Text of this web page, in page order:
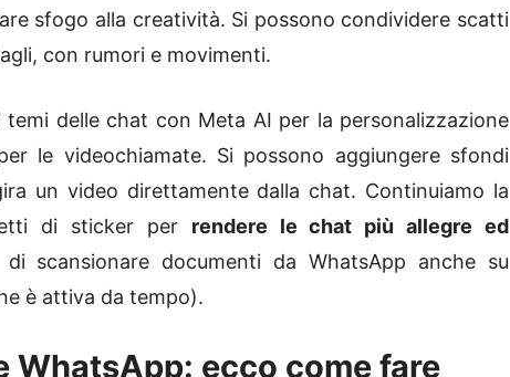
sfogo alla creatività. Si possono condividere scatti
con rumori e movimenti.
delle chat con Meta AI per la personalizzazione
le videochiamate. Si possono aggiungere sfondi
un video direttamente dalla chat. Continuiamo la
di sticker per rendere le chat più allegre ed
scansionare documenti da WhatsApp anche su
è attiva da tempo).
WhatsApp: ecco come fare